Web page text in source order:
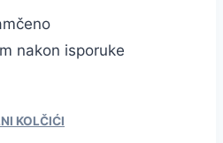
nakon isporuke
KOLČIĆI